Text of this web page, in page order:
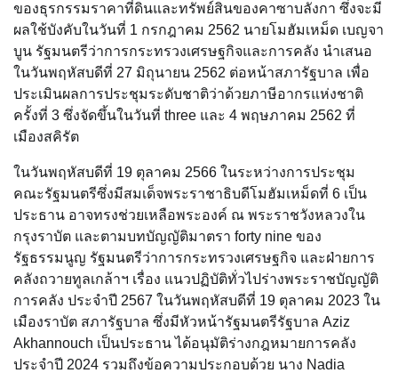
ของธุรกรรมราคาที่ดินและทรัพย์สินของคาซาบลังกา ซึ่งจะมี
ผลใช้บังคับในวันที่ 1 กรกฎาคม 2562 นายโมฮัมเหม็ด เบญจา
บูน รัฐมนตรีว่าการกระทรวงเศรษฐกิจและการคลัง นำเสนอ
ในวันพฤหัสบดีที่ 27 มิถุนายน 2562 ต่อหน้าสภารัฐบาล เพื่อ
ประเมินผลการประชุมระดับชาติว่าด้วยภาษีอากรแห่งชาติ
ครั้งที่ 3 ซึ่งจัดขึ้นในวันที่ three และ 4 พฤษภาคม 2562 ที่
เมืองสคิรัต
ในวันพฤหัสบดีที่ 19 ตุลาคม 2566 ในระหว่างการประชุม
คณะรัฐมนตรีซึ่งมีสมเด็จพระราชาธิบดีโมฮัมเหม็ดที่ 6 เป็น
ประธาน อาจทรงช่วยเหลือพระองค์ ณ พระราชวังหลวงใน
กรุงราบัต และตามบทบัญญัติมาตรา forty nine ของ
รัฐธรรมนูญ รัฐมนตรีว่าการกระทรวงเศรษฐกิจ และฝ่ายการ
คลังถวายทูลเกล้าฯ เรื่อง แนวปฏิบัติทั่วไปร่างพระราชบัญญัติ
การคลัง ประจำปี 2567 ในวันพฤหัสบดีที่ 19 ตุลาคม 2023 ใน
เมืองราบัต สภารัฐบาล ซึ่งมีหัวหน้ารัฐมนตรีรัฐบาล Aziz
Akhannouch เป็นประธาน ได้อนุมัติร่างกฎหมายการคลัง
ประจำปี 2024 รวมถึงข้อความประกอบด้วย นาง Nadia